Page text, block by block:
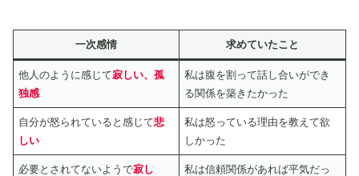
一次感情 求めていたこと
他人のように感じて寂しい、孤
独感
私は腹を割って話し合いができ
る関係を築きたかった
自分が怒られていると感じて悲
しい
私は怒っている理由を教えて欲
しかった
必要とされてないようで寂し
私は信頼関係があれば平気だっ